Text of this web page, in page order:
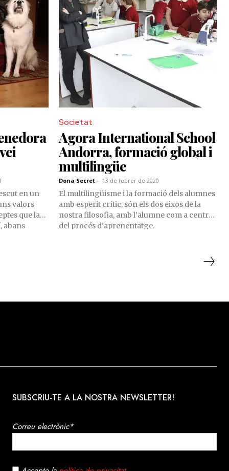
en un
valors
que la
abans
Societat
Agora International School
Andorra, formació global i
multilingüe
Dona Secret - 13 de febrer de 2020
El multilingüisme i la formació dels alumnes
amb esperit crític, són els dos eixos de la
nostra filosofia, amb l’alumne com a centre
del procés d’aprenentatge.
SUBSCRIU-TE A LA NOSTRA NEWSLETTER!
Correu electrònic*